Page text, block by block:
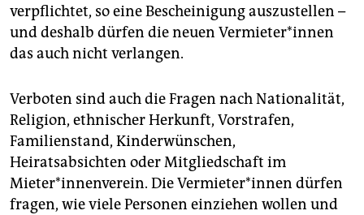
verpflichtet, so eine Bescheinigung auszustellen –
und deshalb dürfen die neuen Vermieter*innen
das auch nicht verlangen.
Verboten sind auch die Fragen nach Nationalität,
Religion, ethnischer Herkunft, Vorstrafen,
Familienstand, Kinderwünschen,
Heiratsabsichten oder Mitgliedschaft im
Mieter*innenverein. Die Vermieter*innen dürfen
fragen, wie viele Personen einziehen wollen und